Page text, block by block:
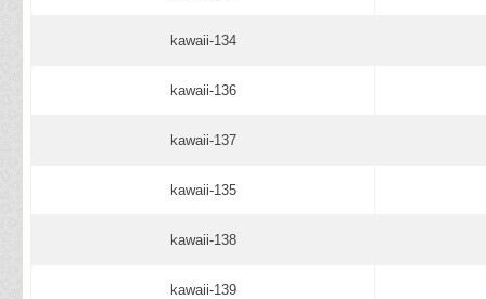
kawaii-134
kawaii-136
kawaii-137
kawaii-135
kawaii-138
kawaii-139